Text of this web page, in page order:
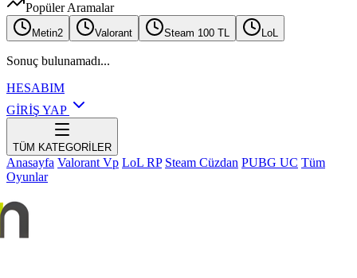
Popüler Aramalar
Metin2 Valorant Steam 100 TL LoL
Sonuç bulunamadı...
HESABIM
GİRİŞ YAP
TÜM KATEGORİLER
Anasayfa Valorant Vp LoL RP Steam Cüzdan PUBG UC Tüm
Oyunlar